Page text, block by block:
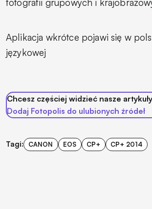
fotografii grupowych i
Aplikacja wkrótce pojawi się w
językowej
Chcesz częściej widzieć nasze
Dodaj Fotopolis do ulubionych źródeł
Tagi: CANON EOS CP+ CP+ 2014